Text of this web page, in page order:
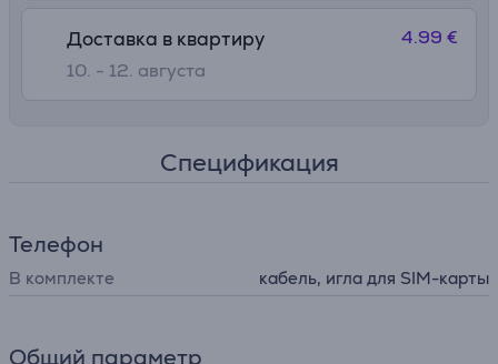
Доставка в квартиру
10. - 12. августа
4.99 €
Спецификация
Телефон
В комплекте кабель, игла для SIM-карты
Общий параметр